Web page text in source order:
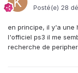
Posté(e) 28
en principe, il y'a une
l'officiel ps3 il me
recherche de